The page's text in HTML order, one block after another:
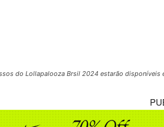
do Lollapalooza Brsil 2024 estarão disponíveis